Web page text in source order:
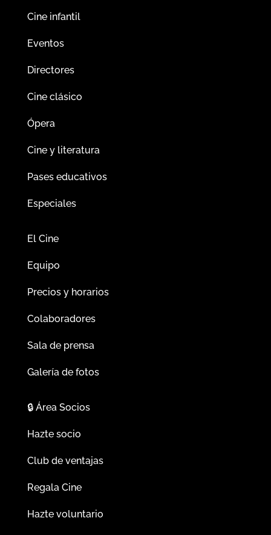
Cine infantil
Eventos
Directores
Cine clásico
Ópera
Cine y literatura
Pases educativos
Especiales
El Cine
Equipo
Precios y horarios
Colaboradores
Sala de prensa
Galería de fotos
🔒Área Socios
Hazte socio
Club de ventajas
Regala Cine
Hazte voluntario